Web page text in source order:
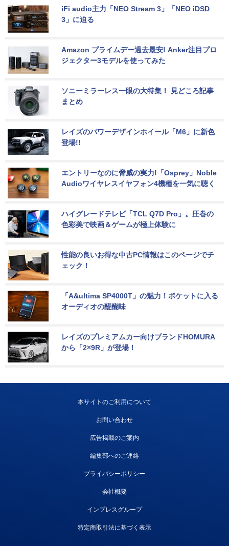
iFi audio主力「NEO Stream 3」「NEO iDSD
3」に迫る
Amazon プライムデー過去最安! Anker注目プロ
ジェクター3モデルを使ってみた
ソニーミラーレス一眼の大特集！ 見どころ記事
まとめ
レイズのパワーデザインホイール「M6」に新色
登場!!
エントリーなのに脅威の実力!「Osprey」Noble
Audioワイヤレスイヤフォン4機種を一気に聴く
ハイグレードテレビ「TCL Q7D Pro」。圧巻の
色彩美で映画＆ゲームが極上体験に
性能の良いお得な中古PC情報はこのページでチ
ェック！
「A&ultima SP4000T」の魅力！ポケットに入る
オーディオの醍醐味
レイズのプレミアムカー向けブランドHOMURA
から「2×9R」が登場！
本サイトのご利用について
お問い合わせ
広告掲載のご案内
編集部へのご連絡
プライバシーポリシー
会社概要
インプレスグループ
特定商取引法に基づく表示